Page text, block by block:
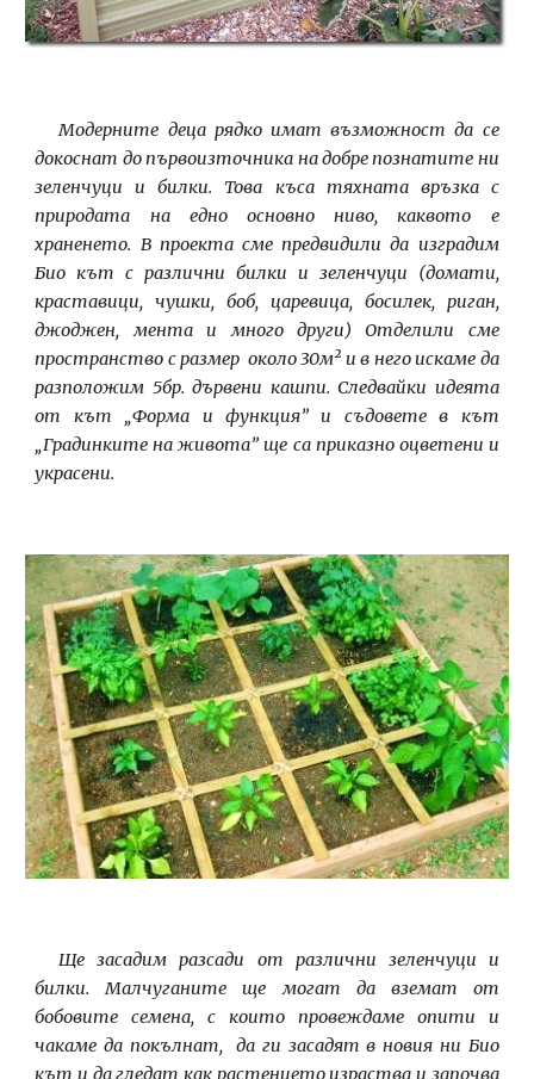
Модерните деца рядко имат възможност да се
докоснат до първоизточника на добре познатите ни
зеленчуци и билки. Това къса тяхната връзка с
природата на едно основно ниво, каквото е
храненето. В проекта сме предвидили да изградим
Био кът с различни билки и зеленчуци (домати,
краставици, чушки, боб, царевица, босилек, риган,
джоджен, мента и много други) Отделили сме
пространство с размер около 30м² и в него искаме да
разположим 5бр. дървени кашпи. Следвайки идеята
от кът „Форма и функция” и съдовете в кът
„Градинките на живота” ще са приказно оцветени и
украсени.
Ще засадим разсади от различни зеленчуци и
билки. Малчуганите ще могат да вземат от
бобовите семена, с които провеждаме опити и
чакаме да покълнат, да ги засадят в новия ни Био